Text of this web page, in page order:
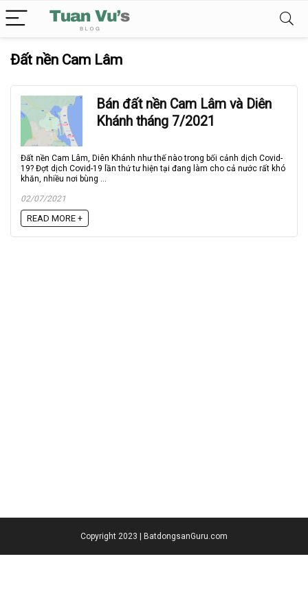
Đất nền Cam Lâm
Bán đất nền Cam Lâm và Diên
Khánh tháng 7/2021
Đất nền Cam Lâm, Diên Khánh như thế nào trong bối cảnh dịch Covid-
19? Đợt dịch Covid-19 lần thứ tư hiện tại đang làm cho cả nước rất khó
khăn, nhiều nơi bùng ...
02/07/2021
READ MORE +
Copyright 2023 | BatdongsanGuru.com